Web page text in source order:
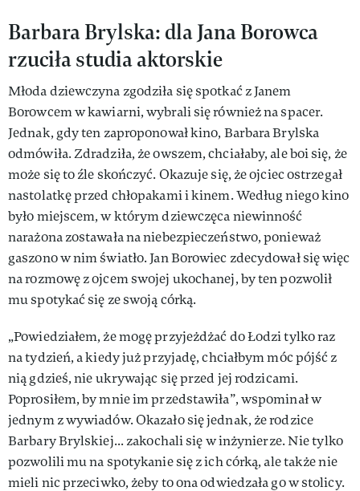
Barbara Brylska: dla Jana Borowca
rzuciła studia aktorskie
Młoda dziewczyna zgodziła się spotkać z Janem
Borowcem w kawiarni, wybrali się również na spacer.
Jednak, gdy ten zaproponował kino, Barbara Brylska
odmówiła. Zdradziła, że owszem, chciałaby, ale boi się, że
może się to źle skończyć. Okazuje się, że ojciec ostrzegał
nastolatkę przed chłopakami i kinem. Według niego kino
było miejscem, w którym dziewczęca niewinność
narażona zostawała na niebezpieczeństwo, ponieważ
gaszono w nim światło. Jan Borowiec zdecydował się więc
na rozmowę z ojcem swojej ukochanej, by ten pozwolił
mu spotykać się ze swoją córką.
„Powiedziałem, że mogę przyjeżdżać do Łodzi tylko raz
na tydzień, a kiedy już przyjadę, chciałbym móc pójść z
nią gdzieś, nie ukrywając się przed jej rodzicami.
Poprosiłem, by mnie im przedstawiła”, wspominał w
jednym z wywiadów. Okazało się jednak, że rodzice
Barbary Brylskiej... zakochali się w inżynierze. Nie tylko
pozwolili mu na spotykanie się z ich córką, ale także nie
mieli nic przeciwko, żeby to ona odwiedzała go w stolicy.